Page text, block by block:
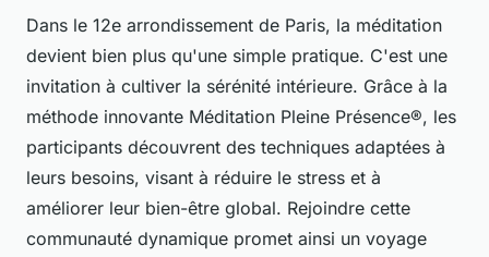
Dans le 12e arrondissement de Paris, la méditation
devient bien plus qu'une simple pratique. C'est une
invitation à cultiver la sérénité intérieure. Grâce à la
méthode innovante Méditation Pleine Présence®, les
participants découvrent des techniques adaptées à
leurs besoins, visant à réduire le stress et à
améliorer leur bien-être global. Rejoindre cette
communauté dynamique promet ainsi un voyage